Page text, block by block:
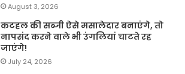
August 3, 2026
कटहल की सब्जी ऐसे मसालेदार बनाएंगे, तो
नापसंद करने वाले भी उंगलियां चाटते रह
जाएंगे!
July 24, 2026